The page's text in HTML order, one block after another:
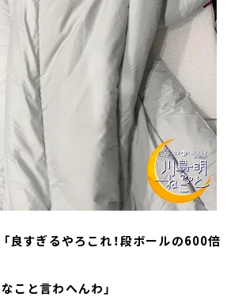
「良すぎるやろこれ！段ボールの600倍
こと言わへんわ」